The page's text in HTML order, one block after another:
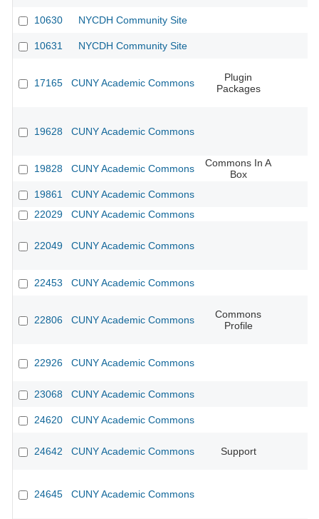
10630 NYCDH Community Site
10631 NYCDH Community Site
17165 CUNY Academic Commons
Plugin
Packages
19628 CUNY Academic Commons
19828 CUNY Academic Commons
Commons In A
Box
19861
CUNY Academic Commons
22029
CUNY Academic Commons
22049 CUNY Academic Commons
22453 CUNY Academic Commons
22806 CUNY Academic Commons
Commons
Profile
22926 CUNY Academic Commons
23068 CUNY Academic Commons
24620 CUNY Academic Commons
24642 CUNY Academic Commons Support
24645 CUNY Academic Commons